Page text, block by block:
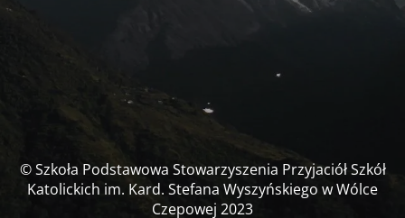
© Szkoła Podstawowa Stowarzyszenia Przyjaciół Szkół
Katolickich im. Kard. Stefana Wyszyńskiego w Wólce
Czepowej 2023